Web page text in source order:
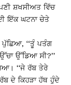
ਸ਼ਖਸੀਅਤ ਵਿੱਚ
ਇੱਕ ਘਟਨਾ ਚੇਤੇ
‘‘ਤੂੰ ਪਤੰਗ
ਉੱਚਾ ਉੱਡਿਆ ਸੀ?’’
‘‘ਜੇ ਰੱਬ ਤੇਰੇ
ਦੇ ਕਿਹੜਾ ਹੱਥ ਹੁੰਦੇ